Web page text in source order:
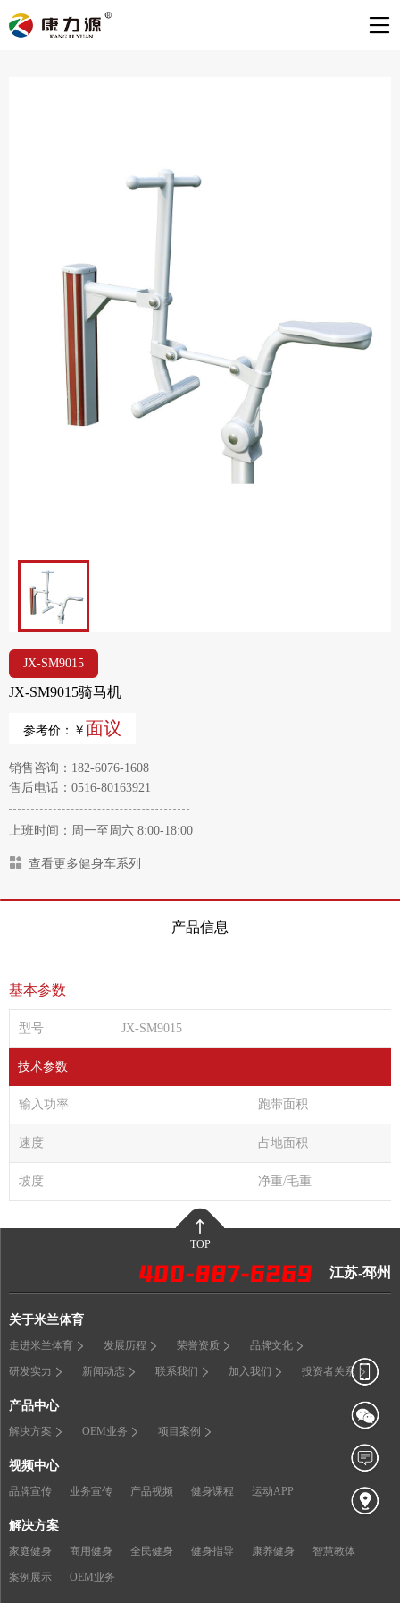
JX-SM9015
JX-SM9015骑马机
参考价：￥ 面议
销售咨询：182-6076-1608
售后电话：0516-80163921
上班时间：周一至周六 8:00-18:00
查看更多健身车系列
产品信息
基本参数
型号 JX-SM9015
技术参数
输入功率 跑带面积
速度 占地面积
坡度 净重/毛重
TOP
江苏-邳州
关于米兰体育
走进米兰体育 发展历程 荣誉资质 品牌文化
研发实力 新闻动态 联系我们 加入我们 投资者关系
产品中心
解决方案 OEM业务 项目案例
视频中心
品牌宣传 业务宣传 产品视频 健身课程 运动APP
解决方案
家庭健身 商用健身 全民健身 健身指导 康养健身 智慧教体
案例展示 OEM业务